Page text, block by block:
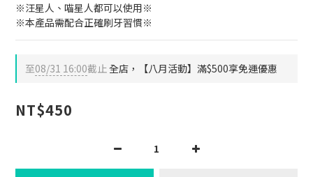
※汪星人、喵星人都可以使用※
※本產品需配合正確刷牙習慣※
至08/31 16:00截止全店，【八月活動】滿$500享免運優惠
NT$450